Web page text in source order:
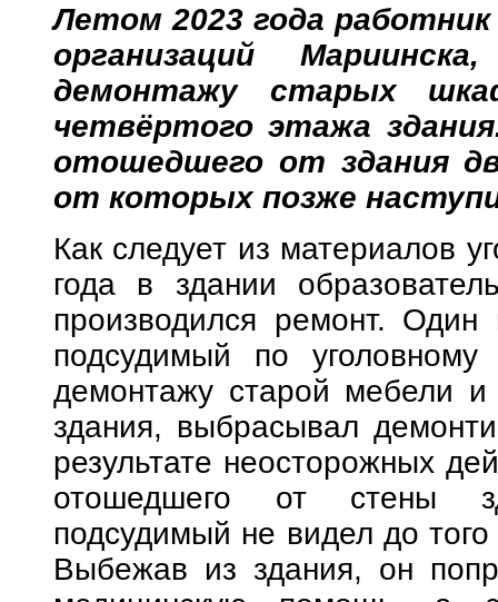
Летом 2023 года
организаций
демонтажу старых
четвёртого этажа
отошедшего от здания
от которых позже
Как следует из материалов
года в здании
производился ремонт. Один
подсудимый по
демонтажу старой мебели
здания, выбрасывал
результате неосторожных
отошедшего от стены
подсудимый не видел до
Выбежав из здания, он